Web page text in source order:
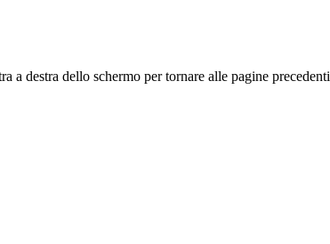
a destra dello schermo per tornare alle pagine precedenti